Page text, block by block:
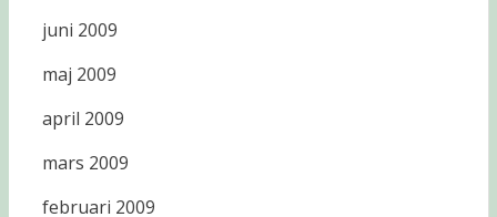
juni 2009
maj 2009
april 2009
mars 2009
februari 2009